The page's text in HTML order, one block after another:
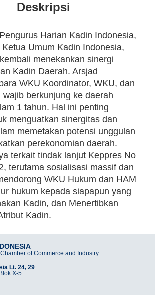
Deskripsi
Harian Kadin Indonesia,
Umum Kadin Indonesia,
menekankan sinergi
Kadin Daerah. Arsjad
WKU Koordinator, WKU, dan
wajib berkunjung ke daerah
1 tahun. Hal ini penting
menguatkan sinergitas dan
memetakan potensi unggulan
perekonomian daerah.
terkait tindak lanjut Keppres No
terutama sosialisasi massif dan
WKU Hukum dan HAM
hukum kepada siapapun yang
Kadin, dan Menertibkan
Kadin.
of Commerce and Industry
Lt. 24, 29
X-5